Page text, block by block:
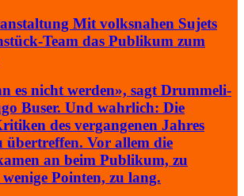
Mit volksnahen Sujets
Team das Publikum zum
es nicht werden», sagt Drummeli-
Buser. Und wahrlich: Die
des vergangenen Jahres
übertreffen. Vor allem die
an beim Publikum, zu
Pointen, zu lang.